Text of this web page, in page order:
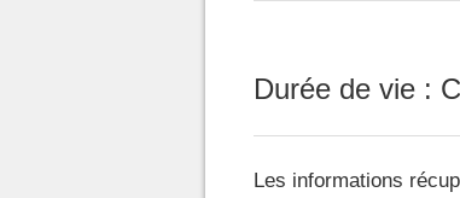
Durée de vie :
Les informations